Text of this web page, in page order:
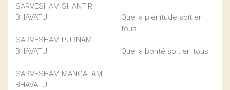
SARVESHAM SHANTIR
BHAVATU
SARVESHAM PURNAM
BHAVATU
SARVESHAM MANGALAM
BHAVATU
Que la plénitude soit en
tous
Que la bonté soit en tous